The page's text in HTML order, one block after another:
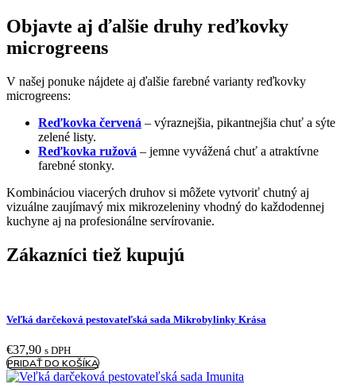
Objavte aj ďalšie druhy reďkovky
microgreens
V našej ponuke nájdete aj ďalšie farebné varianty reďkovky
microgreens:
Reďkovka červená – výraznejšia, pikantnejšia chuť a sýte
zelené listy.
Reďkovka ružová – jemne vyvážená chuť a atraktívne
farebné stonky.
Kombináciou viacerých druhov si môžete vytvoriť chutný aj
vizuálne zaujímavý mix mikrozeleniny vhodný do každodennej
kuchyne aj na profesionálne servírovanie.
Zákazníci tiež kupujú
Veľká darčeková pestovateľská sada Mikrobylinky Krása
€37,90 s DPH
PRIDAŤ DO KOŠÍKA